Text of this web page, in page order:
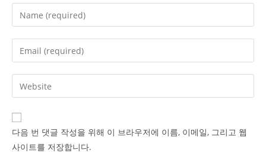
Enter
your
name
comment
Enter
your
email
address
comment
Enter
your
website
URL
(optional)
다음 번 댓글 작성을 위해 이 브라우저에 이름, 이메일, 그리고 웹
사이트를 저장합니다.